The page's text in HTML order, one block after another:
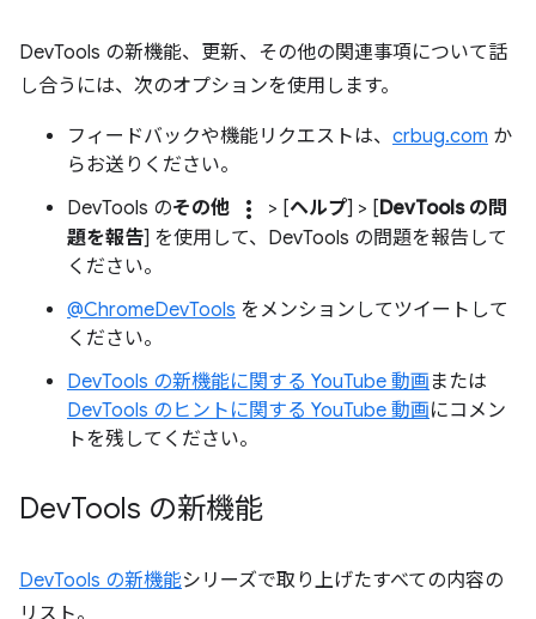
DevTools の新機能、更新、その他の関連事項について話
し合うには、次のオプションを使用します。
フィードバックや機能リクエストは、 crbug.com か
らお送りください。
DevTools のその他 more_vert > [ヘルプ] > [DevTools の問
題を報告] を使用して、DevTools の問題を報告して
ください。
@ChromeDevTools をメンションしてツイートして
ください。
DevTools の新機能に関する YouTube 動画 または
DevTools のヒントに関する YouTube 動画にコメン
トを残してください。
DevTools の新機能
DevTools の新機能シリーズで取り上げたすべての内容の
リスト。